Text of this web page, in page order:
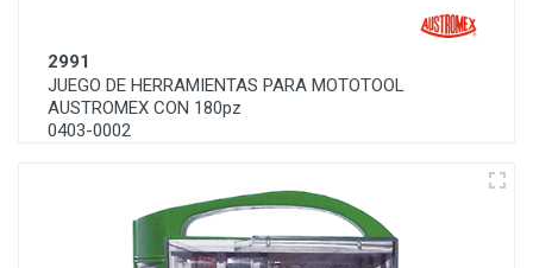
2991
JUEGO DE HERRAMIENTAS PARA MOTOTOOL
AUSTROMEX CON 180pz
0403-0002